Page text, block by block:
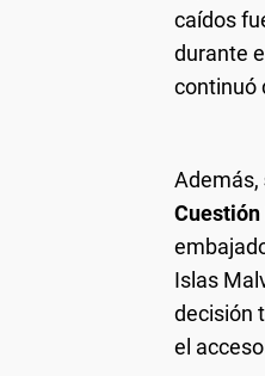
caídos
durante
continuó
Además,
Islas
decisión
el